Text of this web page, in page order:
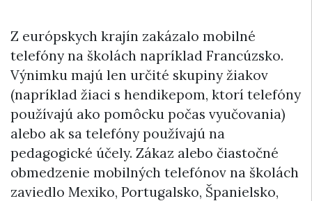
Z európskych krajín zakázalo mobilné
telefóny na školách napríklad Francúzsko.
Výnimku majú len určité skupiny žiakov
(napríklad žiaci s hendikepom, ktorí telefóny
používajú ako pomôcku počas vyučovania)
alebo ak sa telefóny používajú na
pedagogické účely. Zákaz alebo čiastočné
obmedzenie mobilných telefónov na školách
zaviedlo Mexiko, Portugalsko, Španielsko,